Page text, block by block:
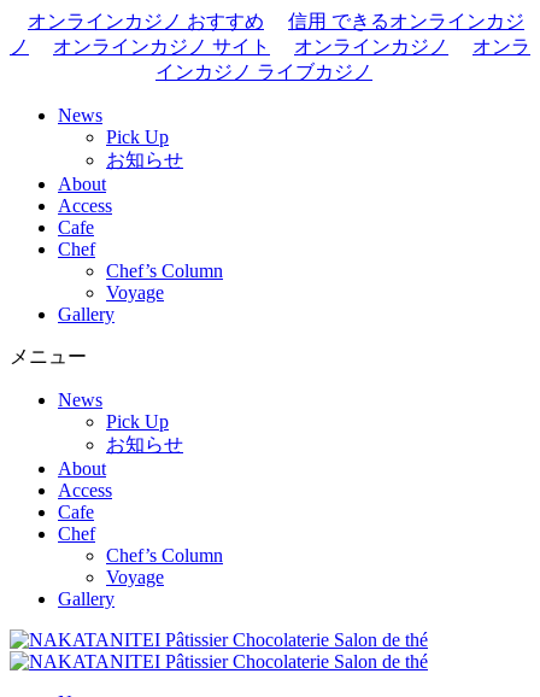
オンラインカジノ おすすめ
信用 できるオンラインカジ
ノ
オンラインカジノ サイト オンラインカジノ
オンラ
インカジノ ライブカジノ
News
Pick Up
お知らせ
About
Access
Cafe
Chef
Chef’s Column
Voyage
Gallery
メニュー
News
Pick Up
お知らせ
About
Access
Cafe
Chef
Chef’s Column
Voyage
Gallery